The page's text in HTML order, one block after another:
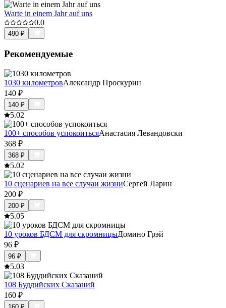
Warte in einem Jahr auf uns
0.0
490 ₽
Рекомендуемые
1030 километровАлександр Проскурин
140 ₽
140 ₽
5.02
100+ способов успокоитьсяАнастасия Левандовски
368 ₽
368 ₽
5.02
10 сценариев на все случаи жизниСергей Ларин
200 ₽
200 ₽
5.05
10 уроков БДСМ для скромницыДомино Грэй
96 ₽
96 ₽
5.03
108 Буддийских Сказаний
160 ₽